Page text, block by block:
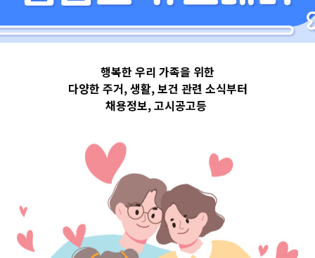
서울특별시
서울특별시은평
구 Top 3 및 주간
소식 –
20231020
행복한 우리 가족을 위한
다양한 주거, 생활, 보건 관련 소식부터
채용정보, 고시공고등